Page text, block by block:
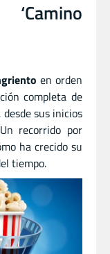
en orden
completa de
sus inicios
recorrido por
ha crecido su
tiempo.